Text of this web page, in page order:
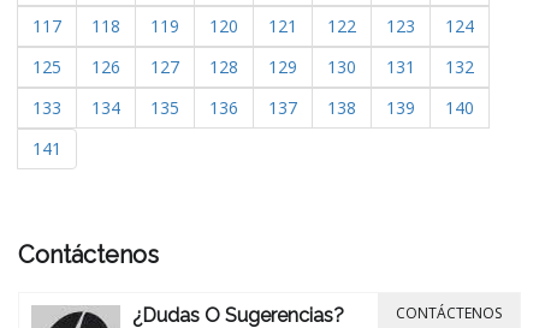
117
118 119 120 121 122 123
124
125
126 127 128 129 130 131
132
133
134 135 136 137 138 139
140
141
Contáctenos
¿Dudas O Sugerencias?
CONTÁCTENOS